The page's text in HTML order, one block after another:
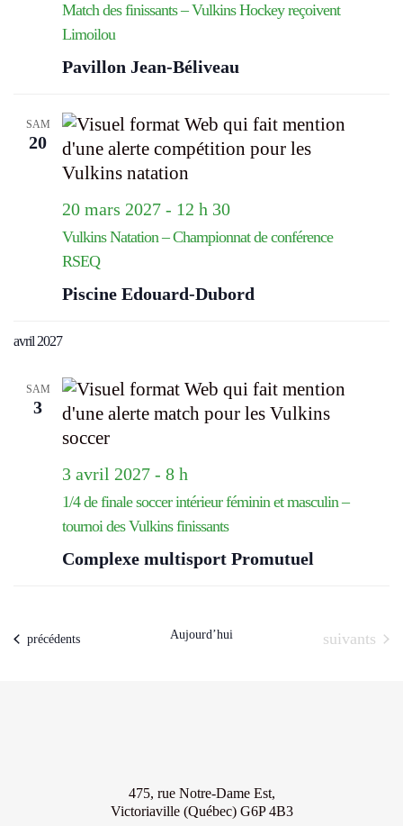
Match des finissants – Vulkins Hockey reçoivent
Limoilou
Pavillon Jean-Béliveau
SAM
20
20 mars 2027 - 12 h 30
Vulkins Natation – Championnat de conférence
RSEQ
Piscine Edouard-Dubord
avril 2027
SAM
3
3 avril 2027 - 8 h
1/4 de finale soccer intérieur féminin et masculin –
tournoi des Vulkins finissants
Complexe multisport Promutuel
Évènements
précédents Aujourd’hui Évènements
suivants
475, rue Notre-Dame Est,
Victoriaville (Québec) G6P 4B3